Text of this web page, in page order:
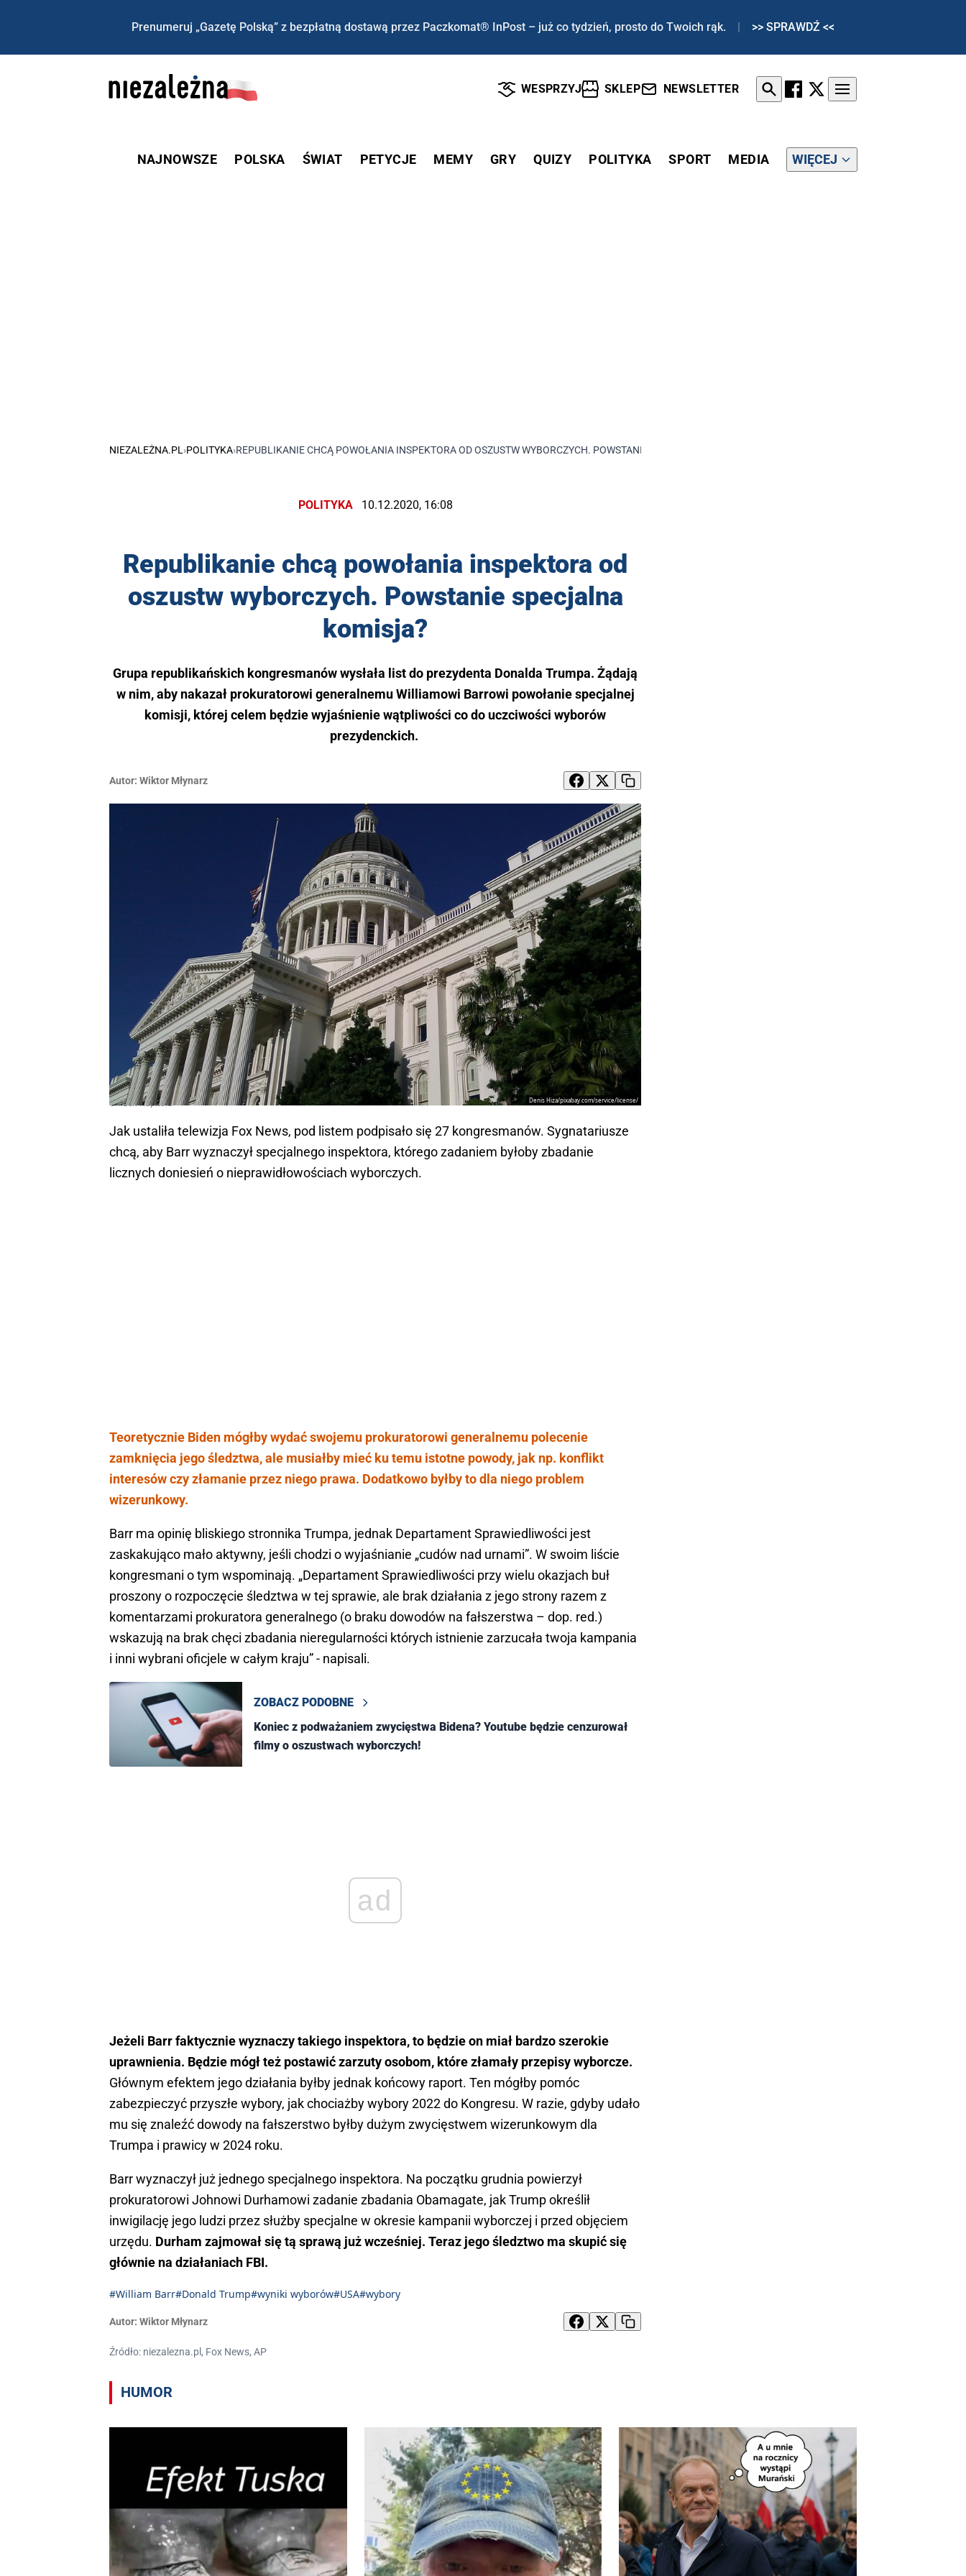
Prenumeruj „Gazetę Polską” z bezpłatną dostawą przez Paczkomat® InPost – już co tydzień, prosto do Twoich rąk. | >> SPRAWDŹ <<
WESPRZYJ SKLEP NEWSLETTER
NAJNOWSZE POLSKA ŚWIAT PETYCJE MEMY GRY QUIZY POLITYKA SPORT MEDIA WIĘCEJ
NIEZALEŻNA.PL ›POLITYKA›REPUBLIKANIE CHCĄ POWOŁANIA INSPEKTORA OD OSZUSTW WYBORCZYCH. POWSTANIE SPECJALNA KOMISJA?
POLITYKA 10.12.2020, 16:08
Republikanie chcą powołania inspektora od
oszustw wyborczych. Powstanie specjalna
komisja?
Grupa republikańskich kongresmanów wysłała list do prezydenta Donalda Trumpa. Żądają
w nim, aby nakazał prokuratorowi generalnemu Williamowi Barrowi powołanie specjalnej
komisji, której celem będzie wyjaśnienie wątpliwości co do uczciwości wyborów
prezydenckich.
Autor: Wiktor Młynarz
Denis Hiza/pixabay.com/service/license/
Gmach Kapitolu
Jak ustaliła telewizja Fox News, pod listem podpisało się 27 kongresmanów. Sygnatariusze
chcą, aby Barr wyznaczył specjalnego inspektora, którego zadaniem byłoby zbadanie
licznych doniesień o nieprawidłowościach wyborczych.
Teoretycznie Biden mógłby wydać swojemu prokuratorowi generalnemu polecenie
zamknięcia jego śledztwa, ale musiałby mieć ku temu istotne powody, jak np. konflikt
interesów czy złamanie przez niego prawa. Dodatkowo byłby to dla niego problem
wizerunkowy.
Barr ma opinię bliskiego stronnika Trumpa, jednak Departament Sprawiedliwości jest
zaskakująco mało aktywny, jeśli chodzi o wyjaśnianie „cudów nad urnami”. W swoim liście
kongresmani o tym wspominają. „Departament Sprawiedliwości przy wielu okazjach buł
proszony o rozpoczęcie śledztwa w tej sprawie, ale brak działania z jego strony razem z
komentarzami prokuratora generalnego (o braku dowodów na fałszerstwa – dop. red.)
wskazują na brak chęci zbadania nieregularności których istnienie zarzucała twoja kampania
i inni wybrani oficjele w całym kraju” - napisali.
ZOBACZ PODOBNE
Koniec z podważaniem zwycięstwa Bidena? Youtube będzie cenzurował
filmy o oszustwach wyborczych!
ad
Jeżeli Barr faktycznie wyznaczy takiego inspektora, to będzie on miał bardzo szerokie
uprawnienia. Będzie mógł też postawić zarzuty osobom, które złamały przepisy wyborcze.
Głównym efektem jego działania byłby jednak końcowy raport. Ten mógłby pomóc
zabezpieczyć przyszłe wybory, jak chociażby wybory 2022 do Kongresu. W razie, gdyby udało
mu się znaleźć dowody na fałszerstwo byłby dużym zwycięstwem wizerunkowym dla
Trumpa i prawicy w 2024 roku.
Barr wyznaczył już jednego specjalnego inspektora. Na początku grudnia powierzył
prokuratorowi Johnowi Durhamowi zadanie zbadania Obamagate, jak Trump określił
inwigilację jego ludzi przez służby specjalne w okresie kampanii wyborczej i przed objęciem
urzędu. Durham zajmował się tą sprawą już wcześniej. Teraz jego śledztwo ma skupić się
głównie na działaniach FBI.
#William Barr#Donald Trump#wyniki wyborów#USA#wybory
Autor: Wiktor Młynarz
Źródło: niezalezna.pl, Fox News, AP
HUMOR